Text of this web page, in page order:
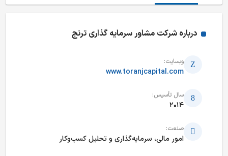
درباره شرکت مشاور سرمایه گذاری ترنج
وبسایت:
www.toranjcapital.com
سال تأسیس:
2014
صنعت:
امور مالی، سرمایه‌گذاری و تحلیل کسب‌وکار